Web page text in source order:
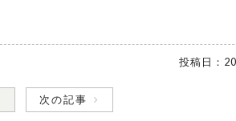
投稿日：
次の記事